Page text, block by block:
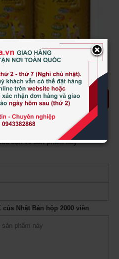
hộp 2000 viên - ảnh minh họa -
cũ
THÊM
mua
bạn về sản phẩm này
Nhật Bản hộp 2000 viên
×